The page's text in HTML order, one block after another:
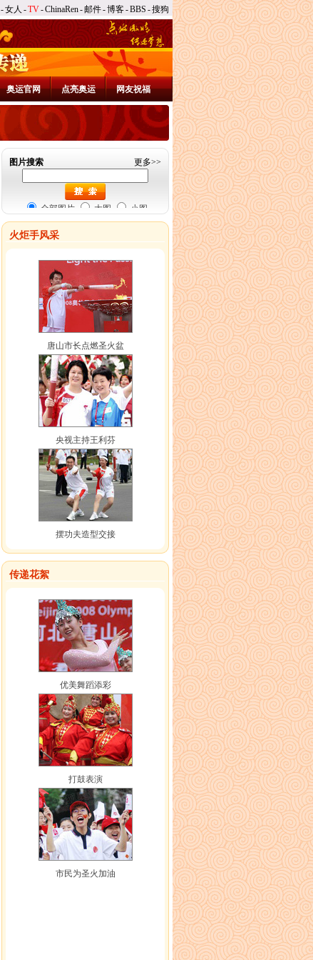
-女人 -TV-ChinaRen-邮件-博客-BBS -搜狗
奥运官网 点亮奥运 网友祝福
图片搜索 更多>>
全部图片 大图 小图
火炬手风采
唐山市长点燃圣火盆
央视主持王利芬
摆功夫造型交接
传递花絮
优美舞蹈添彩
打鼓表演
市民为圣火加油